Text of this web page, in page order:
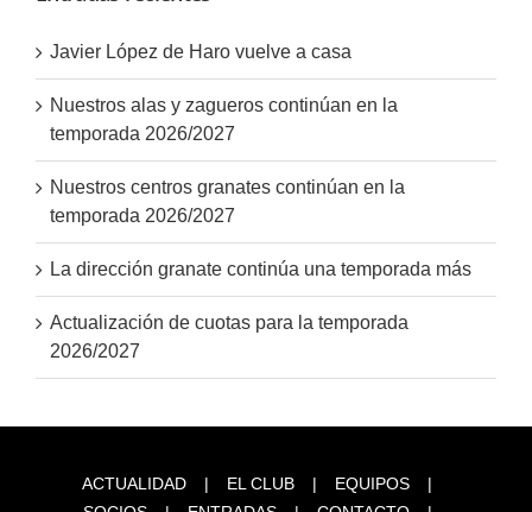
Javier López de Haro vuelve a casa
Nuestros alas y zagueros continúan en la
temporada 2026/2027
Nuestros centros granates continúan en la
temporada 2026/2027
La dirección granate continúa una temporada más
Actualización de cuotas para la temporada
2026/2027
ACTUALIDAD EL CLUB
EQUIPOS